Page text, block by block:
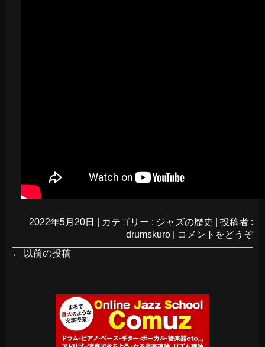
2022年5月20日 カテゴリー : ジャズの歴史
投稿者 :
drumskuro
コメントをどうぞ
← 以前の投稿